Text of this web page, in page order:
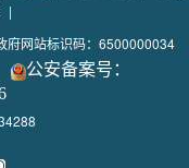
|
府网站标识码：6500000034
公安备案号：